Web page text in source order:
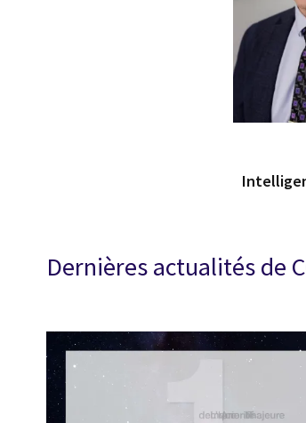
Dernières actualités de